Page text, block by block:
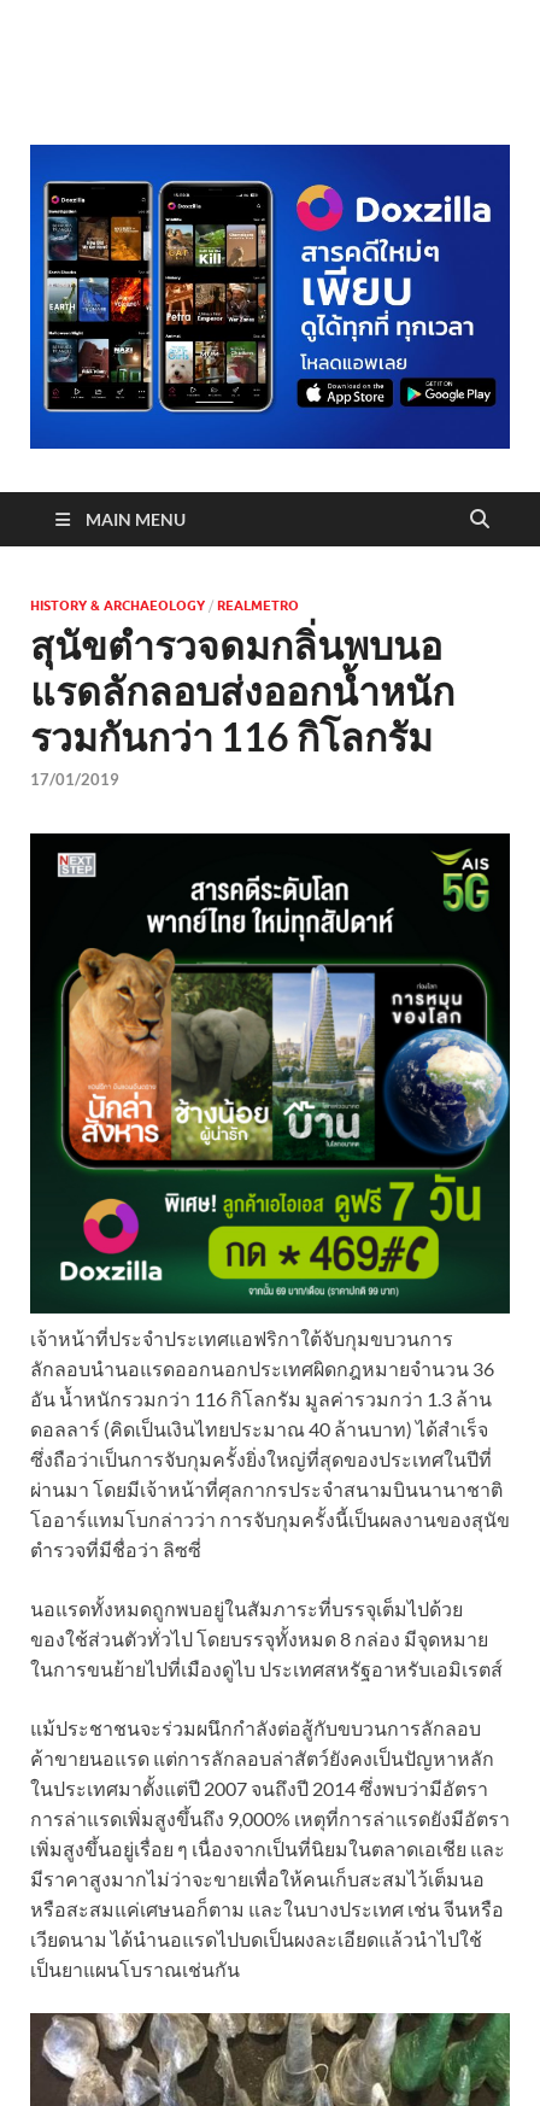
MAIN MENU
HISTORY & ARCHAEOLOGY / REALMETRO
สุนัขตำรวจดมกลิ่นพบนอ
แรดลักลอบส่งออกน้ำหนัก
รวมกันกว่า 116 กิโลกรัม
17/01/2019
เจ้าหน้าที่ประจำประเทศแอฟริกาใต้จับกุมขบวนการ
ลักลอบนำนอแรดออกนอกประเทศผิดกฎหมายจำนวน 36
อัน น้ำหนักรวมกว่า 116 กิโลกรัม มูลค่ารวมกว่า 1.3 ล้าน
ดอลลาร์ (คิดเป็นเงินไทยประมาณ 40 ล้านบาท) ได้สำเร็จ
ซึ่งถือว่าเป็นการจับกุมครั้งยิ่งใหญ่ที่สุดของประเทศในปีที่
ผ่านมา โดยมีเจ้าหน้าที่ศุลกากรประจำสนามบินนานาชาติ
โออาร์แทมโบกล่าวว่า การจับกุมครั้งนี้เป็นผลงานของสุนัข
ตำรวจที่มีชื่อว่า ลิซซี่
นอแรดทั้งหมดถูกพบอยู่ในสัมภาระที่บรรจุเต็มไปด้วย
ของใช้ส่วนตัวทั่วไป โดยบรรจุทั้งหมด 8 กล่อง มีจุดหมาย
ในการขนย้ายไปที่เมืองดูไบ ประเทศสหรัฐอาหรับเอมิเรตส์
แม้ประชาชนจะร่วมผนึกกำลังต่อสู้กับขบวนการลักลอบ
ค้าขายนอแรด แต่การลักลอบล่าสัตว์ยังคงเป็นปัญหาหลัก
ในประเทศมาตั้งแต่ปี 2007 จนถึงปี 2014 ซึ่งพบว่ามีอัตรา
การล่าแรดเพิ่มสูงขึ้นถึง 9,000% เหตุที่การล่าแรดยังมีอัตรา
เพิ่มสูงขึ้นอยู่เรื่อย ๆ เนื่องจากเป็นที่นิยมในตลาดเอเชีย และ
มีราคาสูงมากไม่ว่าจะขายเพื่อให้คนเก็บสะสมไว้เต็มนอ
หรือสะสมแค่เศษนอก็ตาม และในบางประเทศ เช่น จีนหรือ
เวียดนาม ได้นำนอแรดไปบดเป็นผงละเอียดแล้วนำไปใช้
เป็นยาแผนโบราณเช่นกัน